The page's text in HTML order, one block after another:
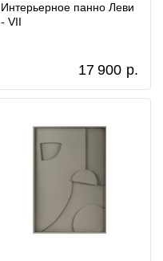
Интерьерное панно Леви
- VII
17 900 р.